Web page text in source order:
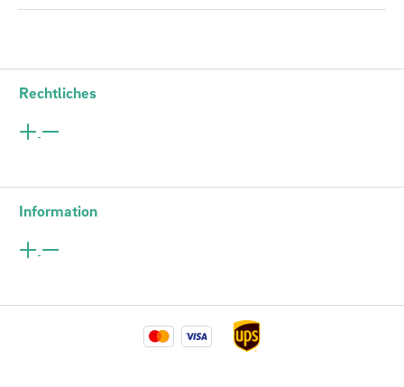
Rechtliches
Information